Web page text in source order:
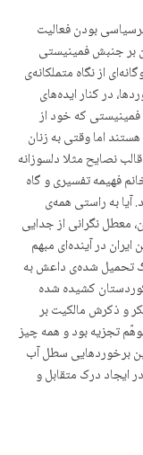
بودن فعالیت
بر جنبش فمینیستی
از نگاه متملکانەی
در کنار ایدەهای
کە خود از
اما وقتی بە زنان
نصایح مثلا دلسوزانە
فهیمە تفسیری و گاه
به راستی همەی
معطل نگرانی از جدایی
در آیندەای مبهم
تحمیل شدەی داعش بە
کشیدە شدە
و ذکرش مالکیت بر
تجزیە بود و همە چیز
برخوردهایی سطل آب
درک متقابل و